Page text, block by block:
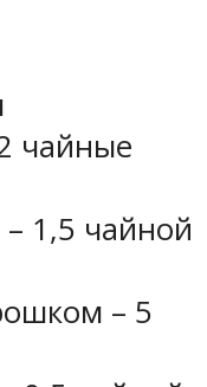
чайные
1,5 чайной
– 5